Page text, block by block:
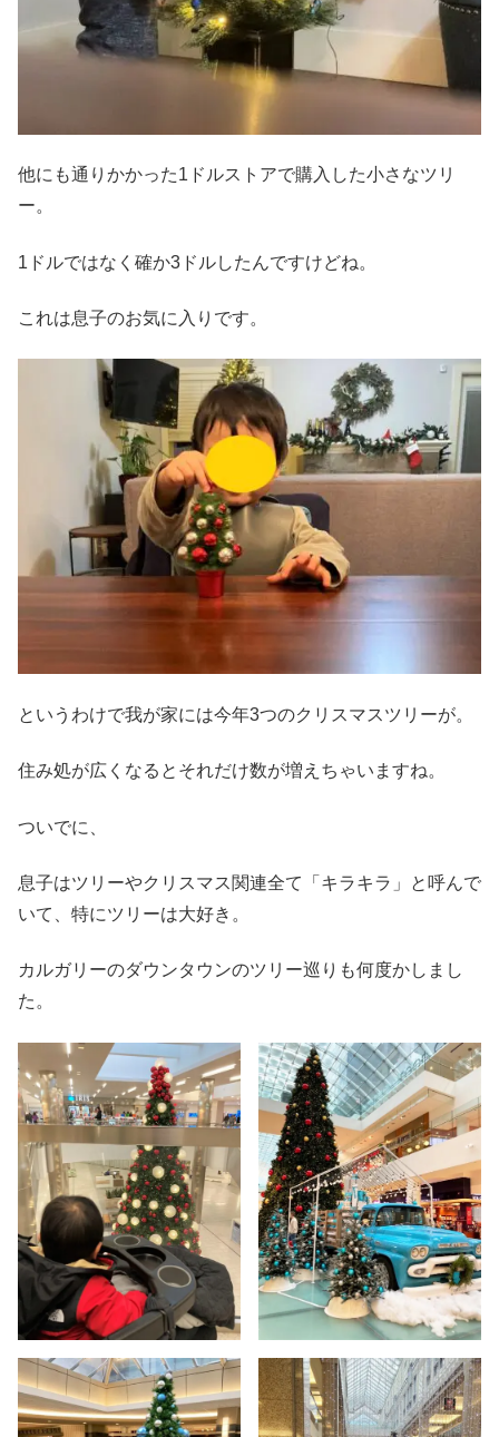
他にも通りかかった1ドルストアで購入した小さなツリ
ー。
1ドルではなく確か3ドルしたんですけどね。
これは息子のお気に入りです。
というわけで我が家には今年3つのクリスマスツリーが。
住み処が広くなるとそれだけ数が増えちゃいますね。
ついでに、
息子はツリーやクリスマス関連全て「キラキラ」と呼んで
いて、特にツリーは大好き。
カルガリーのダウンタウンのツリー巡りも何度かしまし
た。